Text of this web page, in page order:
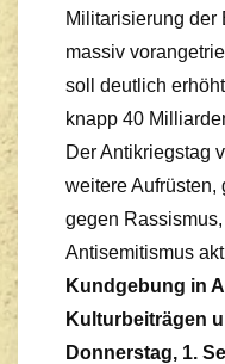
Militarisierung der
massiv
soll deutlich
knapp 40
Der Antikriegstag
weitere Aufrüsten,
gegen
Antisemitismus
Kundgebung in
Kulturbeiträgen
Donnerstag, 1.